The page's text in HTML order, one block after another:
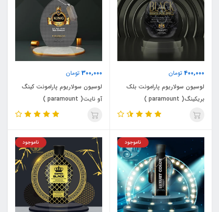
400,000تومان
لوسیون سولاریوم پارامونت بلک
بریکینگ( paramount )
300,000 تومان
لوسیون سولاریوم پارامونت کینگ
آو نایت( paramount )
ناموجود ناموجود